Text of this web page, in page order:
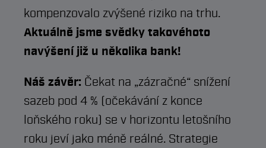
kompenzovalo zvýšené riziko na trhu.
Aktuálně jsme svědky takovéhoto
navýšení již u několika bank!
Náš závěr: Čekat na „zázračné“ snížení
sazeb pod 4 % (očekávání z konce
loňského roku) se v horizontu letošního
roku jeví jako méně reálné. Strategie